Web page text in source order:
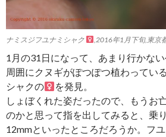
ナミスジフユナミシャク ,2016年1月下旬,東京
1月の31日になって、あまり行かない
周囲にクヌギがぽつぽつ植わってい
シャクの
を発見。
しょぼくれた姿だったので、もうお
のかと思って指を出してみると、乗
12mmといったところだろうか。フ